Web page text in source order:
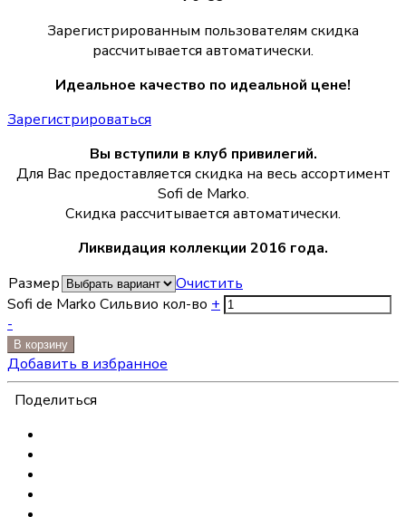
Зарегистрированным пользователям скидка
рассчитывается автоматически.
Идеальное качество по идеальной цене!
Зарегистрироваться
Вы вступили в клуб привилегий.
Для Вас предоставляется скидка на весь ассортимент
Sofi de Marko.
Скидка рассчитывается автоматически.
Ликвидация коллекции 2016 года.
Размер
Очистить
Sofi de Marko Сильвио кол-во +
-
В корзину
Добавить в избранное
Поделиться